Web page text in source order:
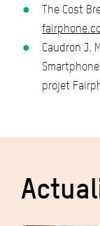
The Cost
Caudron J.
projet